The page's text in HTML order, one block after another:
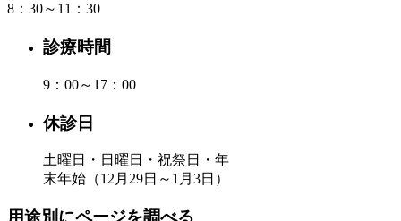
8：30～11：30
診療時間
9：00～17：00
休診日
土曜日・日曜日・祝祭日・年
末年始（12月29日～1月3日）
用途別にページを調べる